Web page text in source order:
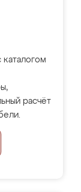
расчёт